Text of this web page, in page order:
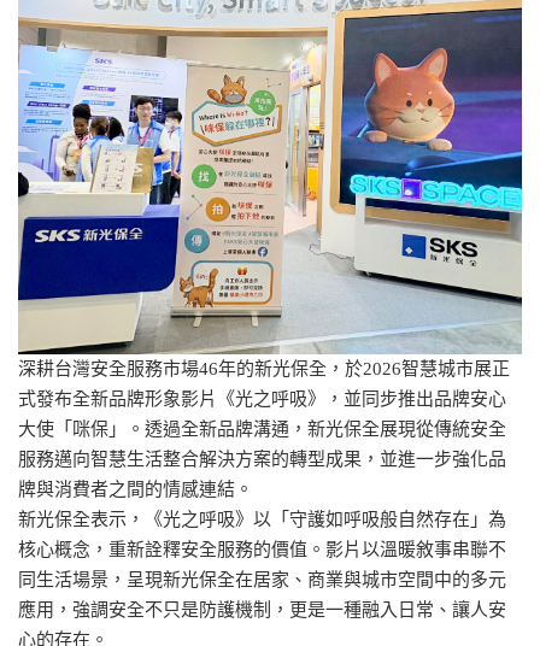
深耕台灣安全服務市場46年的新光保全，於2026智慧城市展正
式發布全新品牌形象影片《光之呼吸》，並同步推出品牌安心
大使「咪保」。透過全新品牌溝通，新光保全展現從傳統安全
服務邁向智慧生活整合解決方案的轉型成果，並進一步強化品
牌與消費者之間的情感連結。
新光保全表示，《光之呼吸》以「守護如呼吸般自然存在」為
核心概念，重新詮釋安全服務的價值。影片以溫暖敘事串聯不
同生活場景，呈現新光保全在居家、商業與城市空間中的多元
應用，強調安全不只是防護機制，更是一種融入日常、讓人安
心的存在。